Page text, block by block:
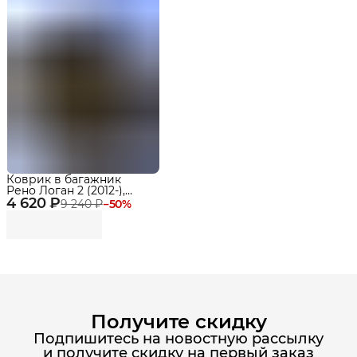
4 620 ₽9 240 ₽−50%
Коврик в багажник
Рено Логан 2 (2012-),
Renault Logan
Получите скидку
Подпишитесь на новостную рассылку
и получите скидку на первый заказ